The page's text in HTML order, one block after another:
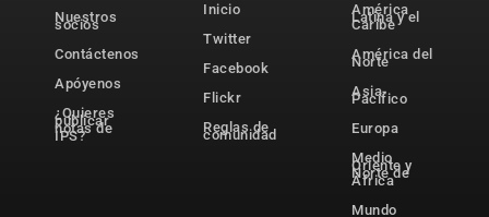
Nuestros
socios
Contáctenos
Apóyenos
¿Quieres
publicar
notas de
IPS?
Inicio
Twitter
Facebook
Flickr
Reglas de
comunidad
América
Latina y el
Caribe
América del
Norte
Asia-
Pacífico
Europa
Medio
Oriente y
Norte de
África
Mundo